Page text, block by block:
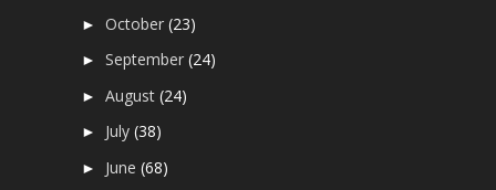
►October(23)
►September(24)
►August(24)
► July(38)
► June(68)